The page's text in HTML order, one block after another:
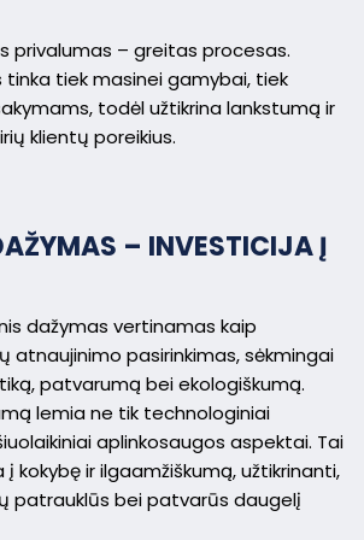
privalumas – greitas procesas.
tinka tiek masinei gamybai, tiek
todėl užtikrina lankstumą ir
klientų poreikius.
– INVESTICIJA Į
dažymas vertinamas kaip
atnaujinimo pasirinkimas, sėkmingai
patvarumą bei ekologiškumą.
lemia ne tik technologiniai
aplinkosaugos aspektai. Tai
į kokybę ir ilgaamžiškumą, užtikrinanti,
patrauklūs bei patvarūs daugelį